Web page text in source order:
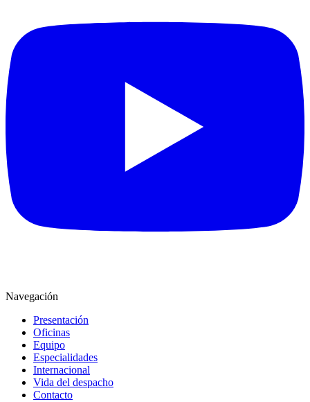
Navegación
Presentación
Oficinas
Equipo
Especialidades
Internacional
Vida del despacho
Contacto